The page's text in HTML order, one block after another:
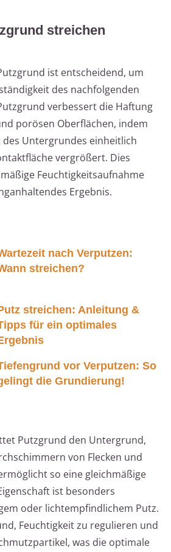
streichen
ist entscheidend, um
des nachfolgenden
verbessert die Haftung
porösen Oberflächen, indem
des Untergrundes einheitlich
vergrößert. Dies
Feuchtigkeitsaufnahme
Ergebnis.
nach Verputzen:
streichen?
streichen: Anleitung &
für ein optimales
vor Verputzen: So
die Grundierung!
Putzgrund den Untergrund,
von Flecken und
so eine gleichmäßige
ist besonders
oder lichtempfindlichem Putz.
Feuchtigkeit zu regulieren und
was die optimale